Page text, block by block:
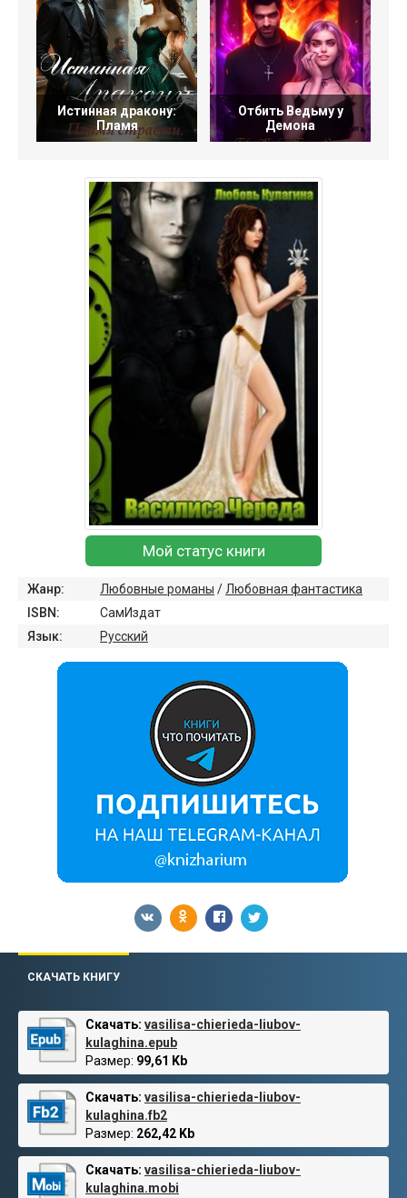
Истинная дракону:
Пламя
Отбить Ведьму у
Демона
Мой статус книги
Жанр: Любовные романы / Любовная фантастика
ISBN:
СамИздат
Язык:
Русский
СКАЧАТЬ КНИГУ
Скачать: vasilisa-chierieda-liubov-
kulaghina.epub
Размер: 99,61 Kb
Скачать: vasilisa-chierieda-liubov-
kulaghina.fb2
Размер: 262,42 Kb
Скачать: vasilisa-chierieda-liubov-
kulaghina.mobi